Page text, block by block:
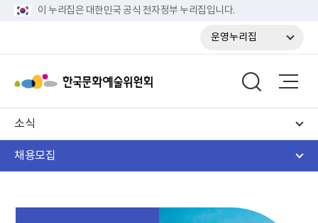
이 누리집은 대한민국 공식 전자정부 누리집입니다.
운영누리집
소식
채용모집